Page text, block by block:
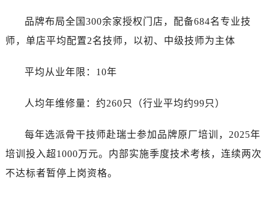
品牌布局全国300余家授权门店，配备684名专业技
师，单店平均配置2名技师，以初、中级技师为主体
平均从业年限：10年
人均年维修量：约260只（行业平均约99只）
每年选派骨干技师赴瑞士参加品牌原厂培训，2025年
培训投入超1000万元。内部实施季度技术考核，连续两次
不达标者暂停上岗资格。